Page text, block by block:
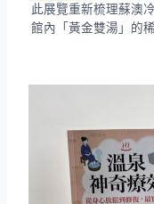
此展覽重新梳理蘇澳
館內「黃金雙湯」的